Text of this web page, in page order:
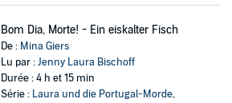
Bom Dia, Morte! - Ein eiskalter Fisch
De : Mina Giers
Lu par :Jenny Laura Bischoff
Durée : 4 h et 15 min
Série : Laura und die Portugal-Morde,